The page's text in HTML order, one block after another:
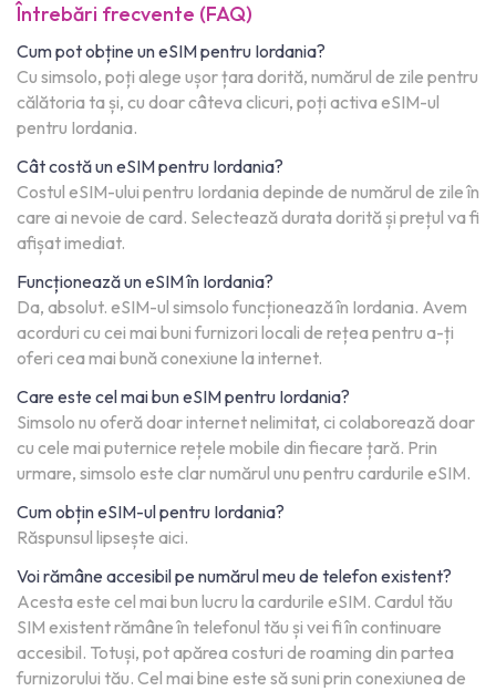
Întrebări frecvente (FAQ)
Cum pot obține un eSIM pentru Iordania?
Cu simsolo, poți alege ușor țara dorită, numărul de zile pentru
călătoria ta și, cu doar câteva clicuri, poți activa eSIM-ul
pentru Iordania.
Cât costă un eSIM pentru Iordania?
Costul eSIM-ului pentru Iordania depinde de numărul de zile în
care ai nevoie de card. Selectează durata dorită și prețul va fi
afișat imediat.
Funcționează un eSIM în Iordania?
Da, absolut. eSIM-ul simsolo funcționează în Iordania. Avem
acorduri cu cei mai buni furnizori locali de rețea pentru a-ți
oferi cea mai bună conexiune la internet.
Care este cel mai bun eSIM pentru Iordania?
Simsolo nu oferă doar internet nelimitat, ci colaborează doar
cu cele mai puternice rețele mobile din fiecare țară. Prin
urmare, simsolo este clar numărul unu pentru cardurile eSIM.
Cum obțin eSIM-ul pentru Iordania?
Răspunsul lipsește aici.
Voi rămâne accesibil pe numărul meu de telefon existent?
Acesta este cel mai bun lucru la cardurile eSIM. Cardul tău
SIM existent rămâne în telefonul tău și vei fi în continuare
accesibil. Totuși, pot apărea costuri de roaming din partea
furnizorului tău. Cel mai bine este să suni prin conexiunea de